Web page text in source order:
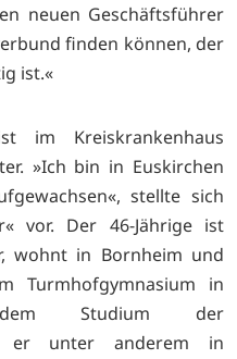
neuen Geschäftsführer
finden können, der
ist.«
im Kreiskrankenhaus
»Ich bin in Euskirchen
stellte sich
vor. Der 46-Jährige ist
wohnt in Bornheim und
Turmhofgymnasium in
Studium der
er unter anderem in